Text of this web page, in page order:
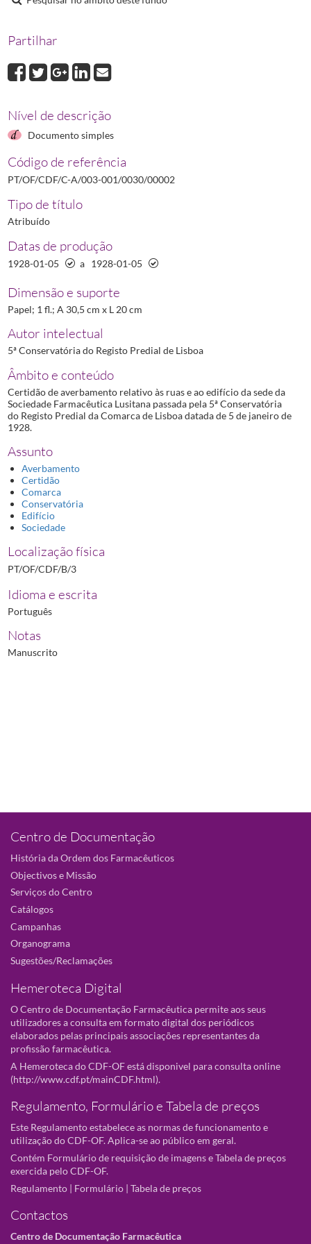
Partilhar
Nível de descrição
Documento simples
Código de referência
PT/OF/CDF/C-A/003-001/0030/00002
Tipo de título
Atribuído
Datas de produção
1928-01-05 a 1928-01-05
Dimensão e suporte
Papel; 1 fl.; A 30,5 cm x L 20 cm
Autor intelectual
5ª Conservatória do Registo Predial de Lisboa
Âmbito e conteúdo
Certidão de averbamento relativo às ruas e ao edifício da sede da
Sociedade Farmacêutica Lusitana passada pela 5ª Conservatória
do Registo Predial da Comarca de Lisboa datada de 5 de janeiro de
1928.
Assunto
Averbamento
Certidão
Comarca
Conservatória
Edifício
Sociedade
Localização física
PT/OF/CDF/B/3
Idioma e escrita
Português
Notas
Manuscrito
Centro de Documentação
História da Ordem dos Farmacêuticos
Objectivos e Missão
Serviços do Centro
Catálogos
Campanhas
Organograma
Sugestões/Reclamações
Hemeroteca Digital
O Centro de Documentação Farmacêutica permite aos seus
utilizadores a consulta em formato digital dos periódicos
elaborados pelas principais associações representantes da
profissão farmacêutica.
A Hemeroteca do CDF-OF está disponivel para consulta online
(http://www.cdf.pt/mainCDF.html).
Regulamento, Formulário e Tabela de preços
Este Regulamento estabelece as normas de funcionamento e
utilização do CDF-OF. Aplica-se ao público em geral.
Contém Formulário de requisição de imagens e Tabela de preços
exercida pelo CDF-OF.
Regulamento | Formulário | Tabela de preços
Contactos
Centro de Documentação Farmacêutica